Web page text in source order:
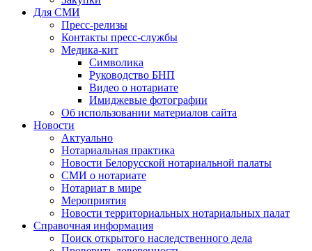
Для СМИ
Пресс-релизы
Контакты пресс-службы
Медика-кит
Символика
Руководство БНП
Видео о нотариате
Имиджевые фотографии
Об использовании материалов сайта
Новости
Актуально
Нотариальная практика
Новости Белорусской нотариальной палаты
СМИ о нотариате
Нотариат в мире
Мероприятия
Новости территориальных нотариальных палат
Справочная информация
Поиск открытого наследственного дела